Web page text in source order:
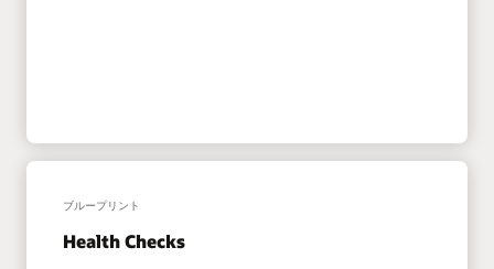
ブループリント
Health Checks